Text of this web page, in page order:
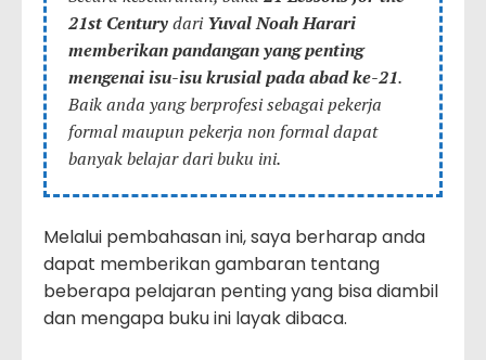
21st CenturydariYuval Noah Harari
memberikan pandangan yang penting
mengenai isu-isu krusial pada abad ke-21.
Baik anda yang berprofesi sebagai pekerja
formal maupun pekerja non formal dapat
banyak belajar dari buku ini.
Melalui pembahasan ini, saya berharap anda
dapat memberikan gambaran tentang
beberapa pelajaran penting yang bisa diambil
dan mengapa buku ini layak dibaca.